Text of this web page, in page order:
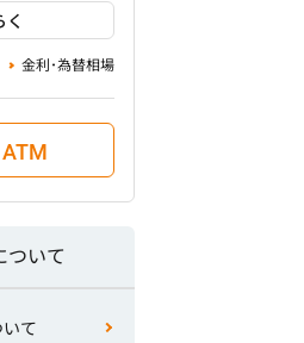
く
金利･為替相場
ついて
て